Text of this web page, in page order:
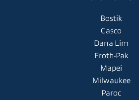
Bostik
Casco
Dana Lim
Froth-Pak
Mapei
Milwaukee
Paroc